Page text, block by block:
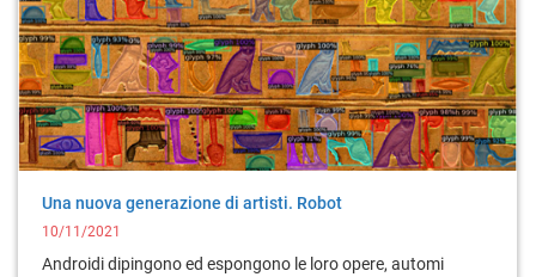
Una nuova generazione di artisti. Robot
10/11/2021
Androidi dipingono ed espongono le loro opere, automi